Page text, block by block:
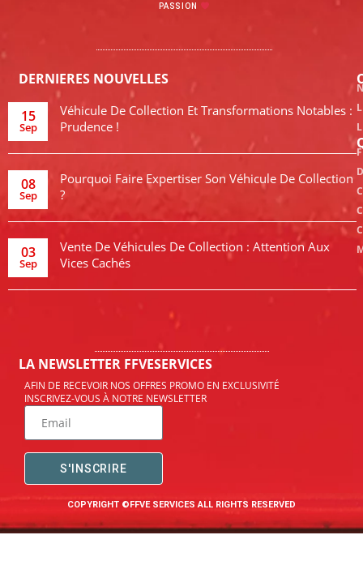
PASSION
DERNIERES NOUVELLES
15
Sep
Véhicule De Collection Et Transformations Notables :
Prudence !
08
Sep
Pourquoi Faire Expertiser Son Véhicule De Collection
?
03
Sep
Vente De Véhicules De Collection : Attention Aux
Vices Cachés
LA NEWSLETTER FFVESERVICES
AFIN DE RECEVOIR NOS OFFRES PROMO EN EXCLUSIVITÉ
INSCRIVEZ-VOUS À NOTRE NEWSLETTER
S'INSCRIRE
COPYRIGHT ©FFVE SERVICES ALL RIGHTS RESERVED